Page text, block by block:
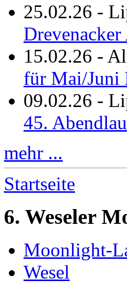
25.02.26 -
15.02.26 -
für Mai/Juni
09.02.26 -
45.
mehr ...
Startseite
6. Weseler
Moonlight-
Wesel